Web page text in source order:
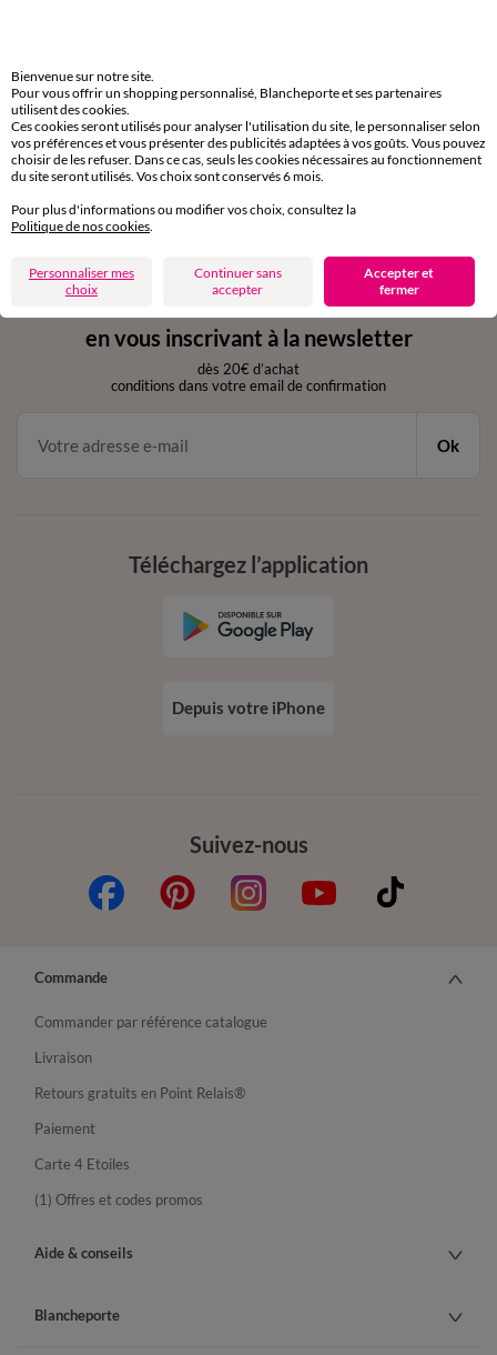
Retours gratuits
sous 30 jours avec Mondial Relay uniquement
Service clients
par chat et par téléphone
de 8h00 à 20h00 du lundi au samedi
11€ Offerts
en vous inscrivant à la newsletter
dès 20€ d’achat
conditions dans votre email de confirmation
Ok
Suivez-nous
Téléchargez l’application
Depuis votre iPhone
Commande
Commander par référence catalogue
Livraison
Retours gratuits en Point Relais®
Paiement
Carte 4 Etoiles
(1) Offres et codes promos
Aide & conseils
Blancheporte
Bienvenue sur notre site.
Pour vous offrir un shopping personnalisé, Blancheporte et ses partenaires
utilisent des cookies.
Ces cookies seront utilisés pour analyser l'utilisation du site, le personnaliser selon
vos préférences et vous présenter des publicités adaptées à vos goûts. Vous pouvez
choisir de les refuser. Dans ce cas, seuls les cookies nécessaires au fonctionnement
du site seront utilisés. Vos choix sont conservés 6 mois.
Pour plus d'informations ou modifier vos choix, consultez la
Politique de nos cookies
Personnaliser mes
choix
Continuer sans
accepter
Accepter et
fermer